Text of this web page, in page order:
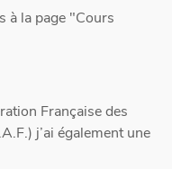
à la page "Cours
Française des
j’ai également une